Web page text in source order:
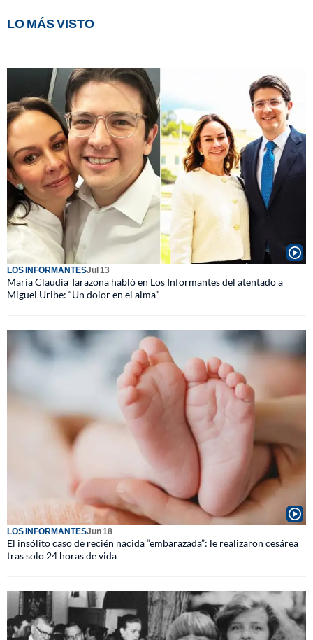
LO MÁS VISTO
LOS INFORMANTESJul 13
María Claudia Tarazona habló en Los Informantes del atentado a
Miguel Uribe: “Un dolor en el alma”
LOS INFORMANTESJun 18
El insólito caso de recién nacida “embarazada”: le realizaron cesárea
tras solo 24 horas de vida